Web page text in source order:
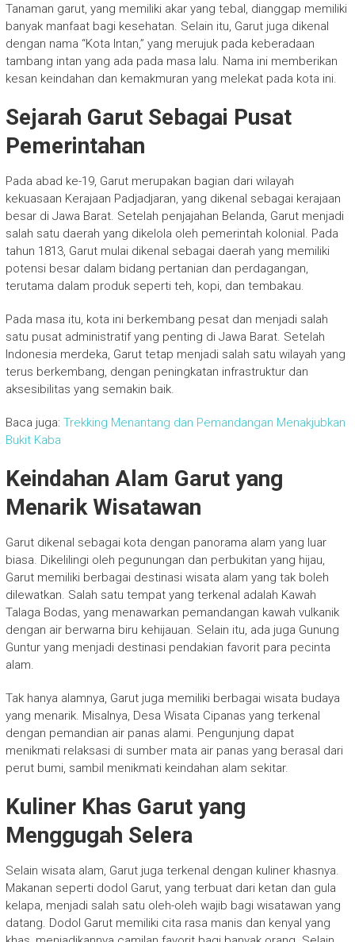
Tanaman garut, yang memiliki akar yang tebal, dianggap memiliki
banyak manfaat bagi kesehatan. Selain itu, Garut juga dikenal
dengan nama “Kota Intan,” yang merujuk pada keberadaan
tambang intan yang ada pada masa lalu. Nama ini memberikan
kesan keindahan dan kemakmuran yang melekat pada kota ini.
Sejarah Garut Sebagai Pusat
Pemerintahan
Pada abad ke-19, Garut merupakan bagian dari wilayah
kekuasaan Kerajaan Padjadjaran, yang dikenal sebagai kerajaan
besar di Jawa Barat. Setelah penjajahan Belanda, Garut menjadi
salah satu daerah yang dikelola oleh pemerintah kolonial. Pada
tahun 1813, Garut mulai dikenal sebagai daerah yang memiliki
potensi besar dalam bidang pertanian dan perdagangan,
terutama dalam produk seperti teh, kopi, dan tembakau.
Pada masa itu, kota ini berkembang pesat dan menjadi salah
satu pusat administratif yang penting di Jawa Barat. Setelah
Indonesia merdeka, Garut tetap menjadi salah satu wilayah yang
terus berkembang, dengan peningkatan infrastruktur dan
aksesibilitas yang semakin baik.
Baca juga: Trekking Menantang dan Pemandangan Menakjubkan
Bukit Kaba
Keindahan Alam Garut yang
Menarik Wisatawan
Garut dikenal sebagai kota dengan panorama alam yang luar
biasa. Dikelilingi oleh pegunungan dan perbukitan yang hijau,
Garut memiliki berbagai destinasi wisata alam yang tak boleh
dilewatkan. Salah satu tempat yang terkenal adalah Kawah
Talaga Bodas, yang menawarkan pemandangan kawah vulkanik
dengan air berwarna biru kehijauan. Selain itu, ada juga Gunung
Guntur yang menjadi destinasi pendakian favorit para pecinta
alam.
Tak hanya alamnya, Garut juga memiliki berbagai wisata budaya
yang menarik. Misalnya, Desa Wisata Cipanas yang terkenal
dengan pemandian air panas alami. Pengunjung dapat
menikmati relaksasi di sumber mata air panas yang berasal dari
perut bumi, sambil menikmati keindahan alam sekitar.
Kuliner Khas Garut yang
Menggugah Selera
Selain wisata alam, Garut juga terkenal dengan kuliner khasnya.
Makanan seperti dodol Garut, yang terbuat dari ketan dan gula
kelapa, menjadi salah satu oleh-oleh wajib bagi wisatawan yang
datang. Dodol Garut memiliki cita rasa manis dan kenyal yang